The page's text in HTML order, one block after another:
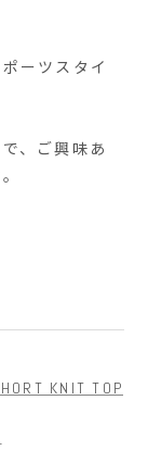
ーツスタイ
、ご興味あ
KNIT TOP